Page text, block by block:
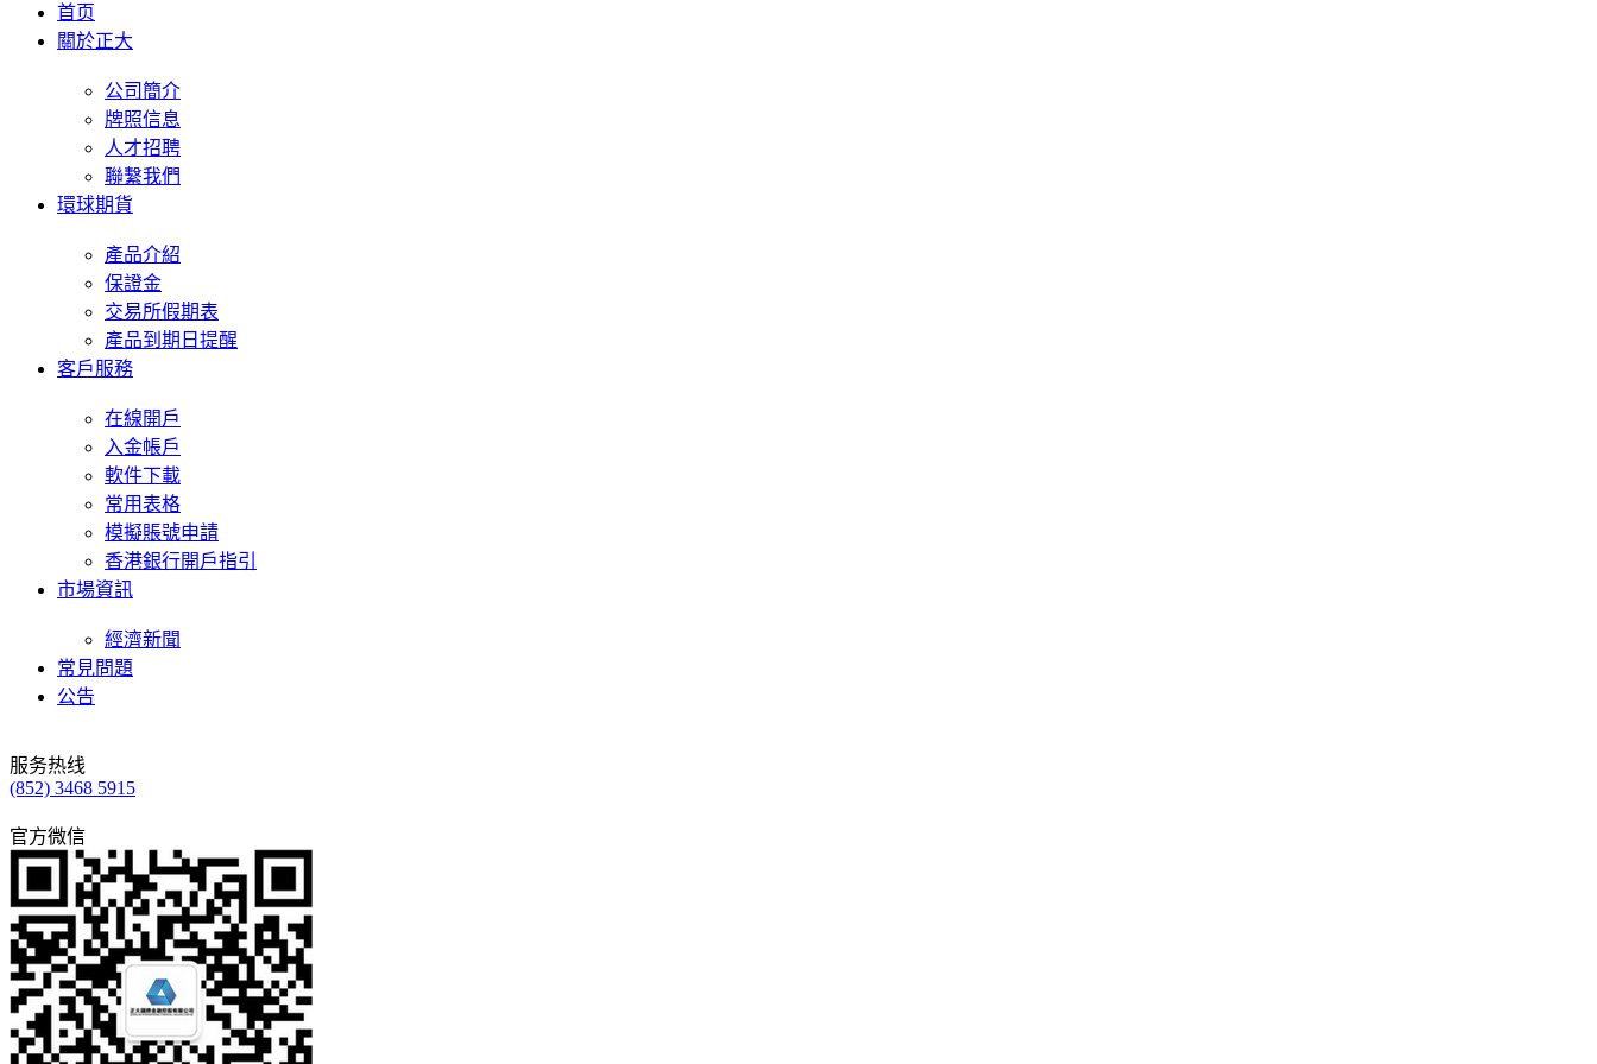
首页
關於正大
公司簡介
牌照信息
人才招聘
聯繫我們
環球期貨
產品介紹
保證金
交易所假期表
產品到期日提醒
客戶服務
在線開戶
入金帳戶
軟件下載
常用表格
模擬賬號申請
香港銀行開戶指引
市場資訊
經濟新聞
常見問題
公告
服务热线
(852) 3468 5915
官方微信